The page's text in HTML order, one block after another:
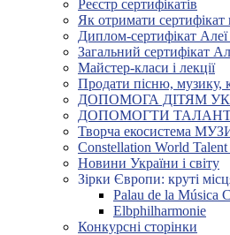
Реєстр сертифікатів
Як отримати сертифікат
Диплом-сертифікат Алеї
Загальний сертифікат
Майстер-класи і лекції
Продати пісню, музику,
ДОПОМОГА ДІТЯМ
ДОПОМОГТИ
Творча екосистема
Constellation World
Новини України і світу
Зірки Європи: круті
Palau de la Música
Elbphilharmonie
Конкурсні сторінки